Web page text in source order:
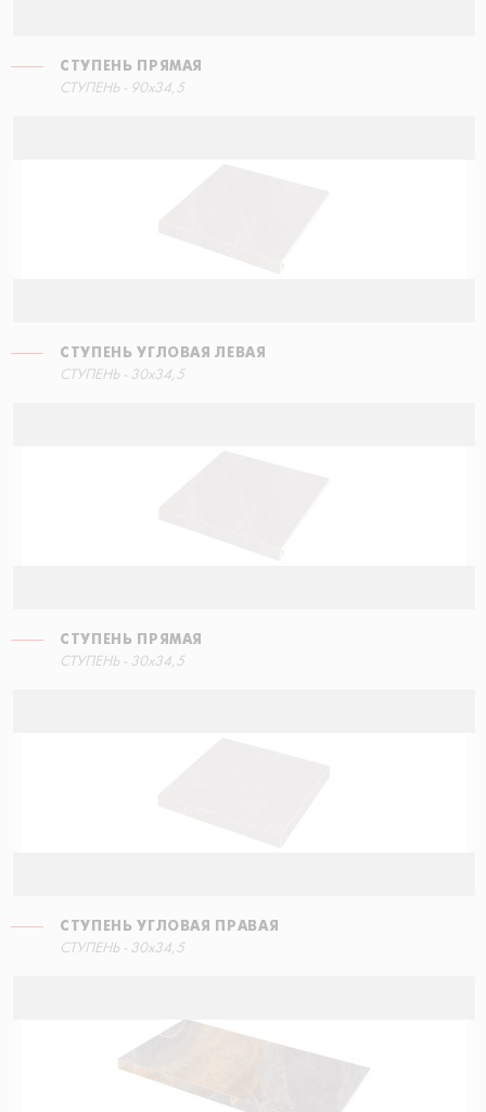
СТУПЕНЬ ПРЯМАЯ
СТУПЕНЬ - 90x34,5
СТУПЕНЬ УГЛОВАЯ ЛЕВАЯ
СТУПЕНЬ - 30x34,5
СТУПЕНЬ ПРЯМАЯ
СТУПЕНЬ - 30x34,5
СТУПЕНЬ УГЛОВАЯ ПРАВАЯ
СТУПЕНЬ - 30x34,5